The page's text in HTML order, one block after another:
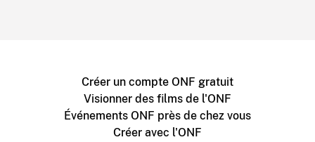
Créer un compte ONF gratuit
Visionner des films de l'ONF
Événements ONF près de chez vous
Créer avec l'ONF